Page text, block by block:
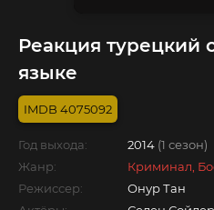
Реакция турецкий
языке
4075092
Год выхода: 2014 (1 сезон)
Жанр:
Криминал,
Режиссер:
Онур Тан